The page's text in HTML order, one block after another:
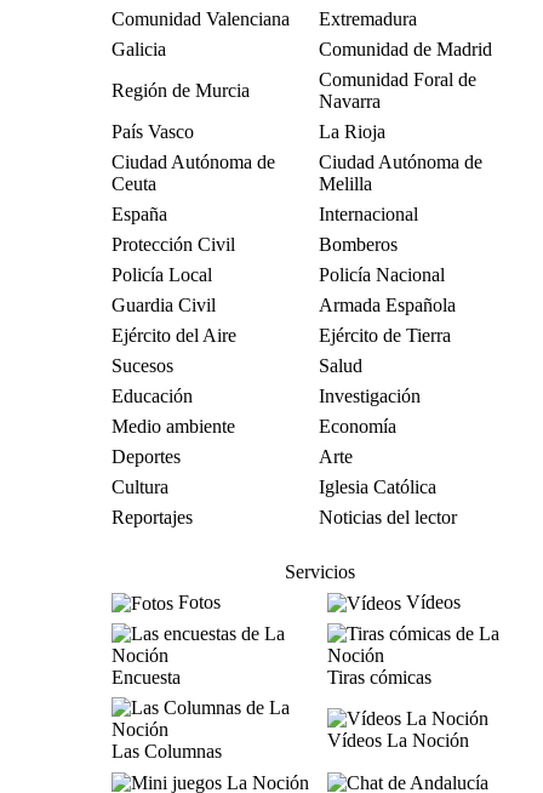
Comunidad Valenciana
Extremadura
Galicia
Comunidad de Madrid
Región de Murcia
Comunidad Foral de
Navarra
País Vasco
La Rioja
Ciudad Autónoma de
Ceuta
Ciudad Autónoma de
Melilla
España
Internacional
Protección Civil
Bomberos
Policía Local
Policía Nacional
Guardia Civil
Armada Española
Ejército del Aire
Ejército de Tierra
Sucesos
Salud
Educación
Investigación
Medio ambiente
Economía
Deportes
Arte
Cultura
Iglesia Católica
Reportajes
Noticias del lector
Servicios
Fotos
Vídeos
Encuesta Tiras cómicas
Las Columnas
Vídeos La Noción